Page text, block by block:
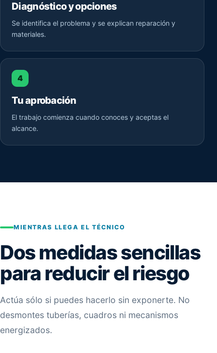
Diagnóstico y opciones
Se identifica el problema y se explican reparación y
materiales.
4
Tu aprobación
El trabajo comienza cuando conoces y aceptas el
alcance.
MIENTRAS LLEGA EL TÉCNICO
Dos medidas sencillas
para reducir el riesgo
Actúa sólo si puedes hacerlo sin exponerte. No
desmontes tuberías, cuadros ni mecanismos
energizados.